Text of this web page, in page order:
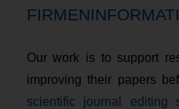
Our work is to support
improving their papers
scientific journal editing